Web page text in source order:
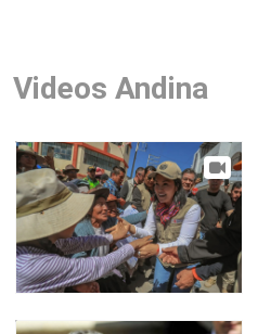
Videos Andina